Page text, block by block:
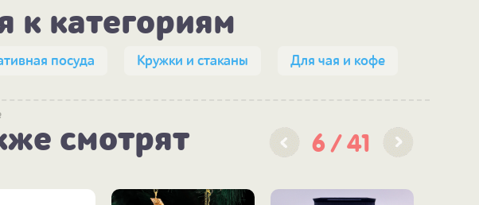
к категориям
посуда Кружки и стаканы Для чая и кофе
смотрят 6 41